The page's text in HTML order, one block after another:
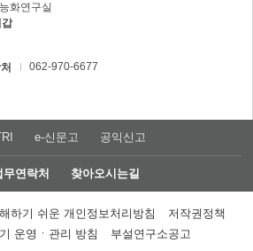
화연구실
062-970-6677
e-신문고 공익신고
무연락처 찾아오시는길
하기 쉬운 개인정보처리방침
저작권정책
운영ㆍ관리 방침
부설연구소공고